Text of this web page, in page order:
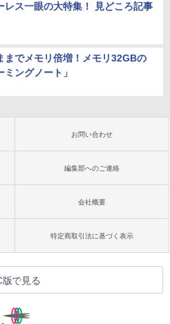
レス一眼の大特集！ 見どころ記事
までメモリ倍増！メモリ32GBの
ミングノート」
お問い合わせ
編集部へのご連絡
会社概要
特定商取引法に基づく表示
版で見る